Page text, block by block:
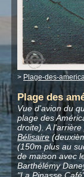
> Plage-des-
Plage des
Vue d'avion du
plage des
droite). A
Bélisaire
(150m plus au
de maison avec
Barthélémy